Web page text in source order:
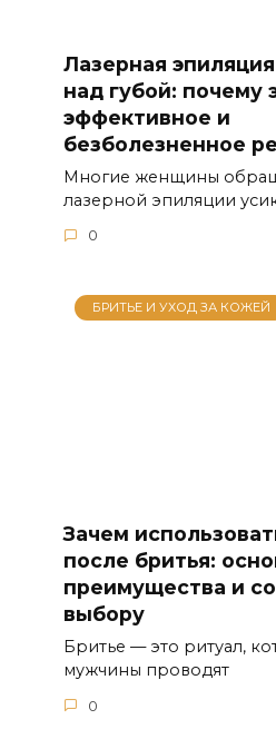
Лазерная
над губой: почему
эффективное и
безболезненное
Многие женщины
лазерной эпиляции
0
БРИТЬЕ И УХОД ЗА КОЖЕЙ
Зачем
после бритья:
преимущества и
выбору
Бритье — это ритуал,
мужчины проводят
0